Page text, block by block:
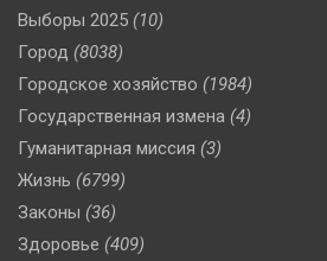
Выборы 2025 (10)
Город (8038)
Городское хозяйство (1984)
Государственная измена (4)
Гуманитарная миссия (3)
Жизнь (6799)
Законы (36)
Здоровье (409)